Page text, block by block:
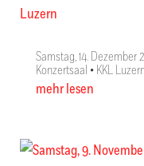
Samstag, 14. Dezember
Konzertsaal • KKL
mehr lesen